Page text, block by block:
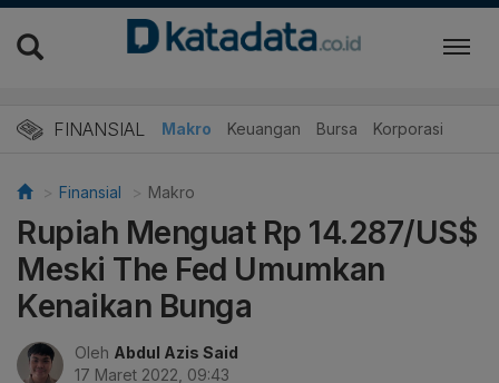
FINANSIAL Makro Keuangan Bursa Korporasi
Finansial Makro
Rupiah Menguat Rp 14.287/US$
Meski The Fed Umumkan
Kenaikan Bunga
Oleh Abdul Azis Said
17 Maret 2022, 09:43